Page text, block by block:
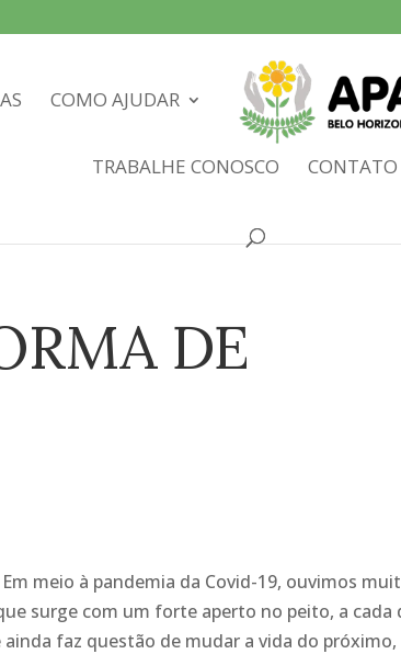
COMO AJUDAR
TRABALHE CONOSCO CONTATO
DE
meio à pandemia da Covid-19, ouvimos
surge com um forte aperto no peito, a cada
faz questão de mudar a vida do próximo,